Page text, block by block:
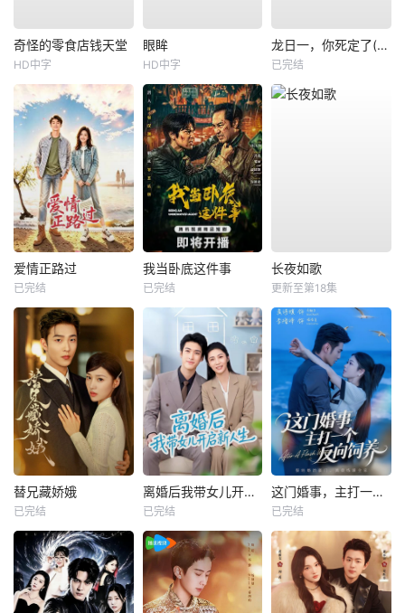
奇怪的零食店钱天堂
HD中字
眼眸
HD中字
龙日一，你死定了(短剧)
已完结
爱情正路过
已完结
我当卧底这件事
已完结
长夜如歌
更新至第18集
替兄藏娇娥
已完结
离婚后我带女儿开启新人生
已完结
这门婚事，主打一个反向饲养
已完结